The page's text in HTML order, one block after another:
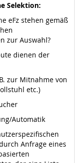
Selektion:
eFz stehen gemäß
zur Auswahl?
dienen der
zur Mitnahme von
etc.)
Automatik
Anfrage eines